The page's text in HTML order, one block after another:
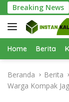
a
g
u
Breaking News
1.000
Home Berita
Beranda Berita
Warga Kompak